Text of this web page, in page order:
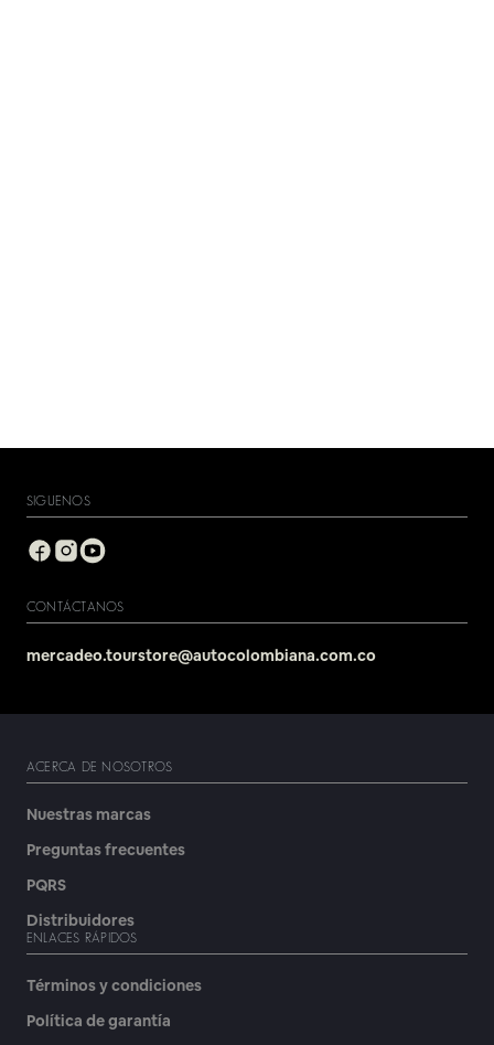
SIGUENOS
CONTÁCTANOS
mercadeo.tourstore@autocolombiana.com.co
ACERCA DE NOSOTROS
Nuestras marcas
Preguntas frecuentes
PQRS
Distribuidores
ENLACES RÁPIDOS
Términos y condiciones
Política de garantía